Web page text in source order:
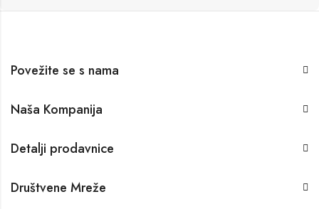
Povežite se s nama
Naša Kompanija
Detalji prodavnice
Društvene Mreže